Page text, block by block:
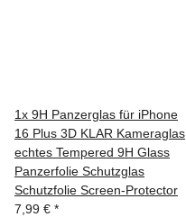
1x 9H Panzerglas für iPhone
16 Plus 3D KLAR Kameraglas
echtes Tempered 9H Glass
Panzerfolie Schutzglas
Schutzfolie Screen-Protector
7,99 € *